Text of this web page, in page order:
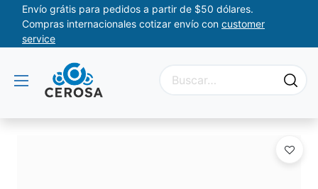
Envío grátis para pedidos a partir de $50 dólares.
Compras internacionales cotizar envío con customer
service